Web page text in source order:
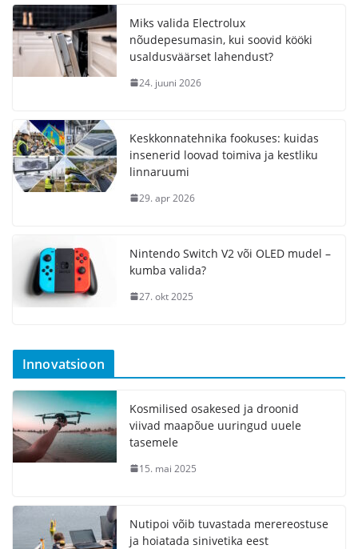
Miks valida Electrolux
nõudepesumasin, kui soovid kööki
usaldusväärset lahendust?
24. juuni 2026
Keskkonnatehnika fookuses: kuidas
insenerid loovad toimiva ja kestliku
linnaruumi
29. apr 2026
Nintendo Switch V2 või OLED mudel –
kumba valida?
27. okt 2025
Innovatsioon
Kosmilised osakesed ja droonid
viivad maapõue uuringud uuele
tasemele
15. mai 2025
Nutipoi võib tuvastada merereostuse
ja hoiatada sinivetika eest